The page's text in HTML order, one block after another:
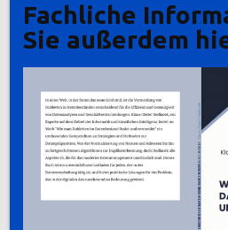
Fachliche
Sie außerdem